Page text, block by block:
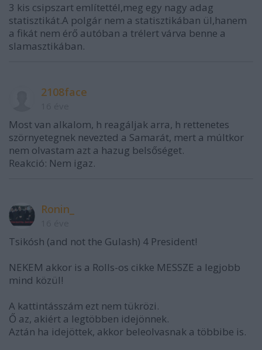
3 kis csipszart említettél,meg egy nagy adag
statisztikát.A polgár nem a statisztikában ül,hanem
a fikát nem érő autóban a trélert várva benne a
slamasztikában.
2108face
Most van alkalom, h reagáljak arra, h rettenetes
szörnyetegnek nevezted a Samarát, mert a múltkor
nem olvastam azt a hazug belsőséget.
Reakció: Nem igaz.
Ronin_
Tsikósh (and not the Gulash) 4 President!
NEKEM akkor is a Rolls-os cikke MESSZE a legjobb
mind közül!
A kattintásszám ezt nem tükrözi.
Ő az, akiért a legtöbben idejönnek.
Aztán ha idejöttek, akkor beleolvasnak a többibe is.